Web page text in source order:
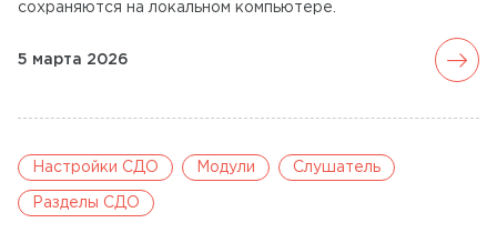
сохраняются на локальном компьютере.
5 марта 2026 arrow_forward
Настройки СДО Модули Слушатель
Разделы СДО